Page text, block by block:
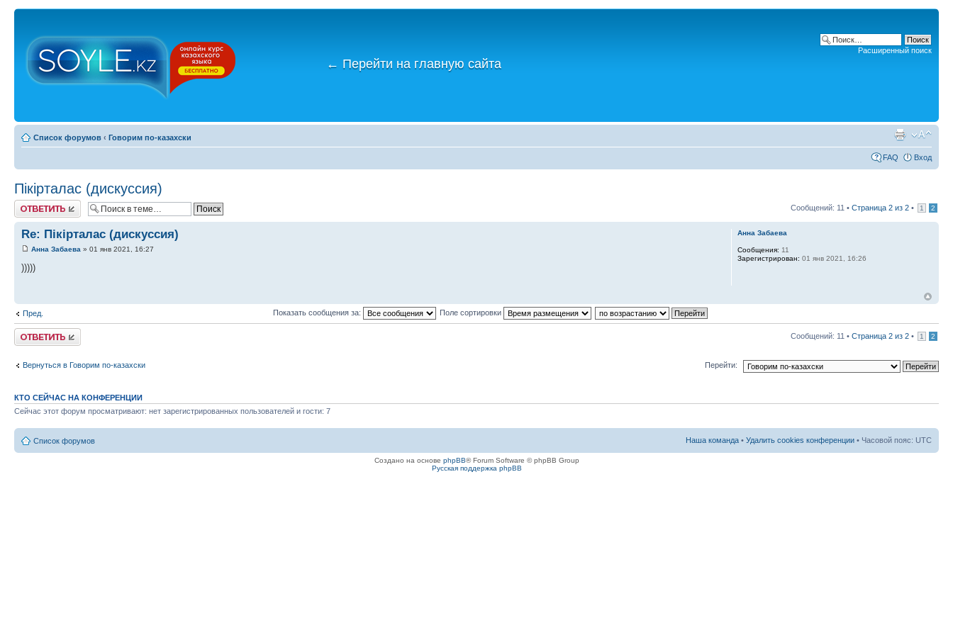
← Перейти на главную сайта
Расширенный поиск
Список форумов ‹ Говорим по-казахски
FAQ Вход
Пікірталас (дискуссия)
Ответить Сообщений: 11 • Страница 2 из 2 • 1 2
Re: Пікірталас (дискуссия)
Анна Забаева » 01 янв 2021, 16:27
)))))
Анна Забаева
Сообщения: 11
Зарегистрирован: 01 янв 2021, 16:26
Пред. Показать сообщения за: Поле сортировки
Ответить Сообщений: 11 • Страница 2 из 2 • 1 2
Вернуться в Говорим по-казахски Перейти:
КТО СЕЙЧАС НА КОНФЕРЕНЦИИ
Сейчас этот форум просматривают: нет зарегистрированных пользователей и гости: 7
Список форумов Наша команда • Удалить cookies конференции • Часовой пояс: UTC
Создано на основе phpBB® Forum Software © phpBB Group
Русская поддержка phpBB